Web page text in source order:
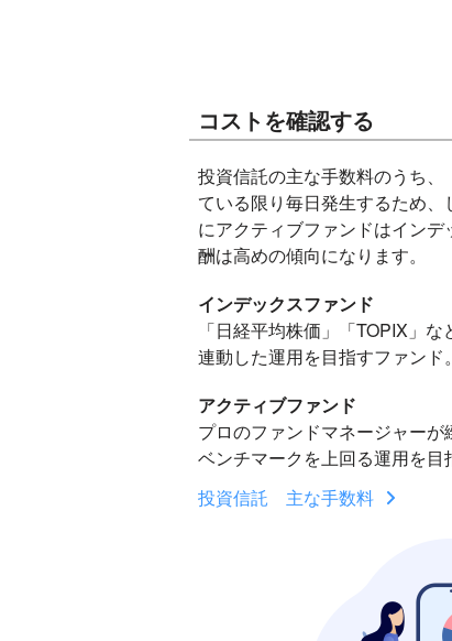
コストを確認する
投資信託の主な手数料のうち
ている限り毎日発生するため
にアクティブファンドはイン
酬は高めの傾向になります。
インデックスファンド
「日経平均株価」「TOPIX」
連動した運用を目指すファンド。
アクティブファンド
プロのファンドマネージャーが
ベンチマークを上回る運用を目
投資信託 主な手数料